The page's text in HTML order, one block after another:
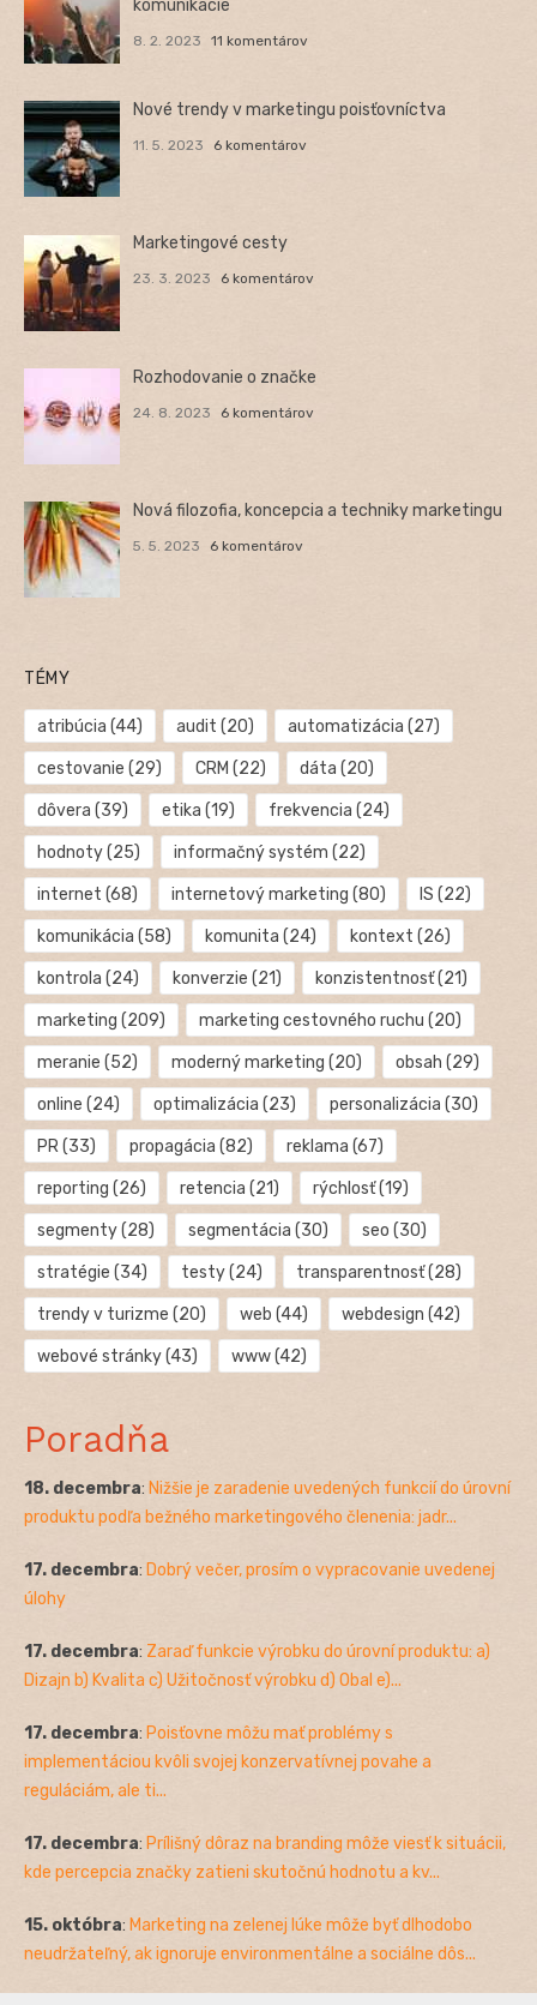
komunikácie
8. 2. 2023 11 komentárov
Nové trendy v marketingu poisťovníctva
11. 5. 2023 6 komentárov
Marketingové cesty
23. 3. 2023 6 komentárov
Rozhodovanie o značke
24. 8. 2023 6 komentárov
Nová filozofia, koncepcia a techniky marketingu
5. 5. 2023 6 komentárov
TÉMY
atribúcia (44) audit (20) automatizácia (27)
cestovanie (29) CRM (22) dáta (20)
dôvera (39) etika (19) frekvencia (24)
hodnoty(25) informačný systém (22)
internet (68) internetový marketing (80) IS (22)
komunikácia (58) komunita (24) kontext (26)
kontrola (24) konverzie (21) konzistentnosť(21)
marketing (209) marketing cestovného ruchu (20)
meranie (52) moderný marketing (20) obsah (29)
online (24) optimalizácia (23) personalizácia (30)
PR(33) propagácia (82) reklama (67)
reporting (26) retencia (21) rýchlosť(19)
segmenty(28) segmentácia (30) seo (30)
stratégie (34) testy(24) transparentnosť(28)
trendy v turizme (20) web (44) webdesign (42)
webové stránky(43) www(42)
Poradňa
18. decembra: Nižšie je zaradenie uvedených funkcií do úrovní
produktu podľa bežného marketingového členenia: jadr...
17. decembra: Dobrý večer, prosím o vypracovanie uvedenej
úlohy
17. decembra: Zaraď funkcie výrobku do úrovní produktu: a)
Dizajn b) Kvalita c) Užitočnosť výrobku d) Obal e)...
17. decembra: Poisťovne môžu mať problémy s
implementáciou kvôli svojej konzervatívnej povahe a
reguláciám, ale ti...
17. decembra: Prílišný dôraz na branding môže viesť k situácii,
kde percepcia značky zatieni skutočnú hodnotu a kv...
15. októbra: Marketing na zelenej lúke môže byť dlhodobo
neudržateľný, ak ignoruje environmentálne a sociálne dôs...